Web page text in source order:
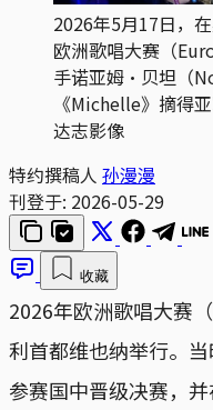
2026年5月17日，
欧洲歌唱大赛（
手诺亚姆·贝坦（
《Michelle》摘得
达志影像
特约撰稿人 孙漫漫
刊登于: 2026-05-29
收藏
2026年欧洲歌唱大赛
利首都维也纳举行。
参赛国中晋级决赛，